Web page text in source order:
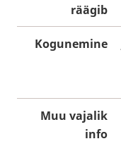
räägib
Kogunemine
Muu vajalik
info